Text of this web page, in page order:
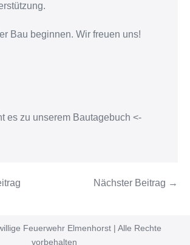
Bau beginnen. Wir freuen uns!
es zu unserem Bautagebuch <-
Nächster Beitrag →
Feuerwehr Elmenhorst | Alle Rechte
vorbehalten